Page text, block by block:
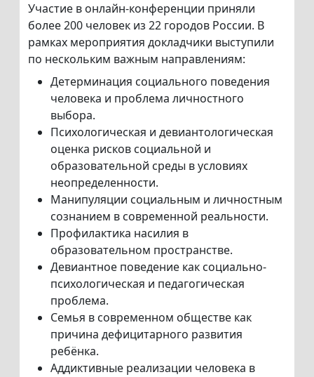
Участие в онлайн-конференции приняли
более 200 человек из 22 городов России. В
рамках мероприятия докладчики выступили
по нескольким важным направлениям:
Детерминация социального поведения
человека и проблема личностного
выбора.
Психологическая и девиантологическая
оценка рисков социальной и
образовательной среды в условиях
неопределенности.
Манипуляции социальным и личностным
сознанием в современной реальности.
Профилактика насилия в
образовательном пространстве.
Девиантное поведение как социально-
психологическая и педагогическая
проблема.
Семья в современном обществе как
причина дефицитарного развития
ребёнка.
Аддиктивные реализации человека в